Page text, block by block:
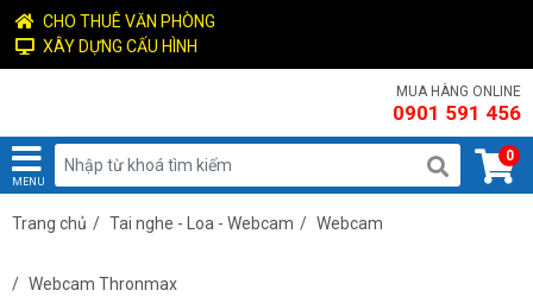
CHO THUÊ VĂN PHÒNG
XÂY DỰNG CẤU HÌNH
MUA HÀNG ONLINE
0901 591 456
MENU
0
Trang chủ / Tai nghe - Loa - Webcam / Webcam
/ Webcam Thronmax